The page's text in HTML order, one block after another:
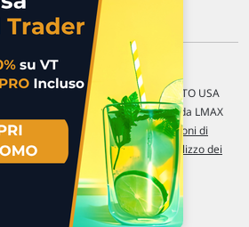
Italia s.r.l.
di borsa differite di 15 min. / MERCATO USA
/ FOREX Quotazioni fornite da LMAX
l'accettazione delle nostre Condizioni di
dellePolitiche sulla privacye dell' Utilizzo dei